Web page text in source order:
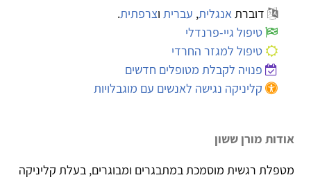
דוברתאנגלית, עברית וצרפתית.
טיפול גיי-פרנדלי
טיפול למגזר החרדי
פנויה לקבלת מטופלים חדשים
קליניקה נגישה לאנשים עם מוגבלויות
אודות מורן ששון
מטפלת רגשית מוסמכת במתבגרים ומבוגרים, בעלת קליניקה